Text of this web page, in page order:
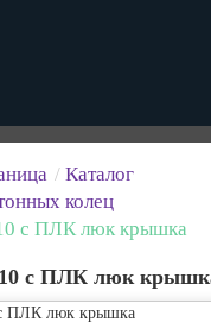
Каталог
колец
с ПЛК люк крышка
с ПЛК люк